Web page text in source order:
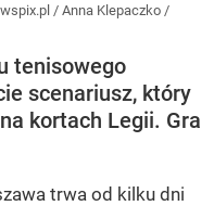
/ Anna Klepaczko /
tenisowego
scenariusz, który
kortach Legii. Gra
trwa od kilku dni